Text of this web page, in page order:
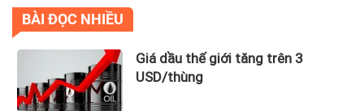
BÀI ĐỌC NHIỀU
Giá dầu thế giới tăng trên 3
USD/thùng